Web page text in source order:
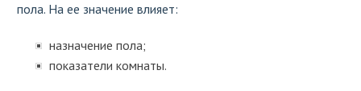
пола. На ее значение влияет:
назначение пола;
показатели комнаты.